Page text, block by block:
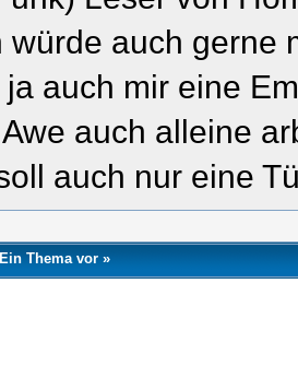
würde auch gerne
auch mir eine
auch alleine
auch nur eine
Ein Thema vor »